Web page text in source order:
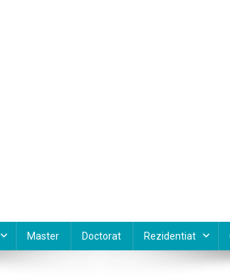
Master Doctorat Rezidentiat